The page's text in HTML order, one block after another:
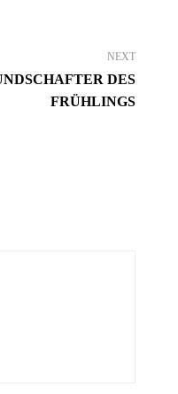
NEXT
DES
FRÜHLINGS